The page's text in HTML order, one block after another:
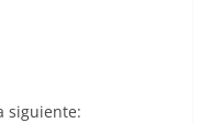
siguiente: